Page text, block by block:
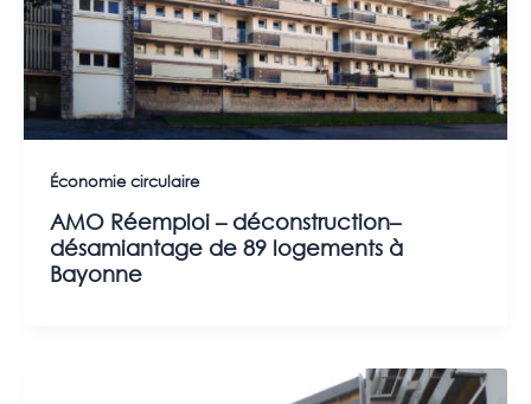
Économie circulaire
AMO Réemploi – déconstruction–
désamiantage de 89 logements à
Bayonne